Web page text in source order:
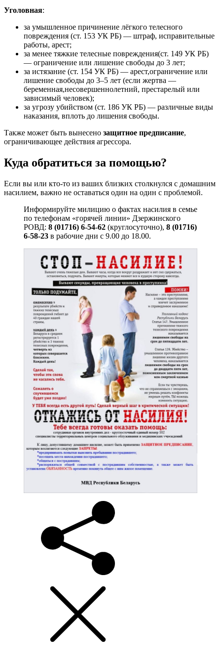
Уголовная:
за умышленное причинение лёгкого телесного
повреждения (ст. 153 УК РБ) — штраф, исправительные
работы, арест;
за менее тяжкие телесные повреждения(ст. 149 УК РБ)
— ограничение или лишение свободы до 3 лет;
за истязание (ст. 154 УК РБ) — арест,ограничение или
лишение свободы до 3–5 лет (если жертва —
беременная,несовершеннолетний, престарелый или
зависимый человек);
за угрозу убийством (ст. 186 УК РБ) — различные виды
наказания, вплоть до лишения свободы.
Также может быть вынесено защитное предписание,
ограничивающее действия агрессора.
Куда обратиться за помощью?
Если вы или кто‑то из ваших близких столкнулся с домашним
насилием, важно не оставаться один на один с проблемой.
Информируйте милицию о фактах насилия в семье
по телефонам «горячей линии» Дзержинского
РОВД: 8 (01716) 6-54-62 (круглосуточно), 8 (01716)
6-58-23 в рабочие дни с 9.00 до 18.00.